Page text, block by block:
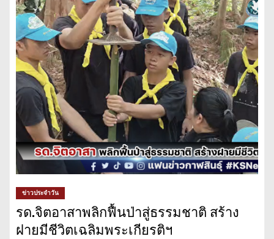
ข่าวประจำวัน
รด.จิตอาสาพลิกฟื้นป่าสู่ธรรมชาติ สร้าง
ฝายมีชีวิตเฉลิมพระเกียรติฯ